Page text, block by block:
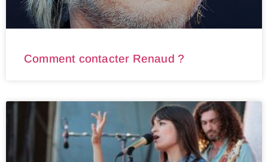
Comment contacter Renaud ?